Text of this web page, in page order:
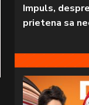
Impuls,
prietena sa